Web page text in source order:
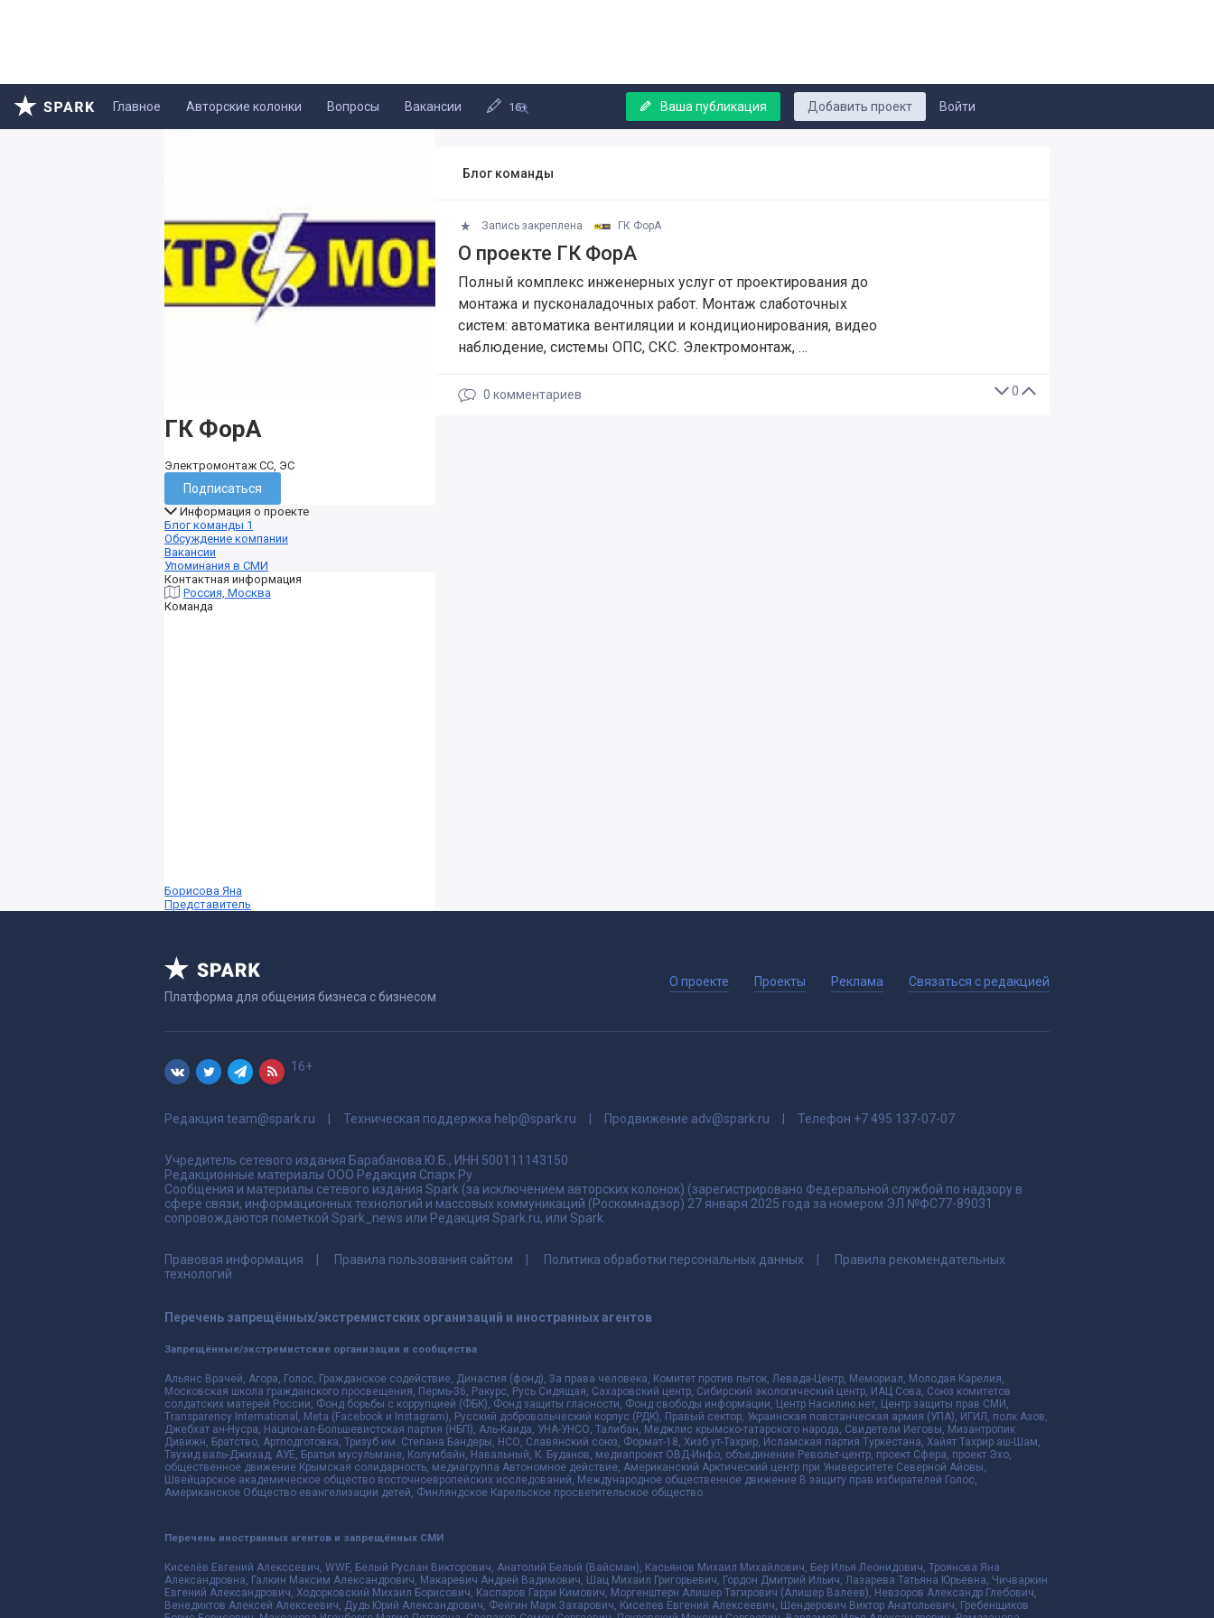
Войти
Добавить проект
Главное Авторские колонки Вопросы Вакансии Ваша публикация
16+
ГК ФорА
Электромонтаж СС, ЭС
Подписаться
Информация о проекте
Блог команды 1
Обсуждение компании
Вакансии
Упоминания в СМИ
Контактная информация
Россия, Москва
Команда
Борисова Яна
Представитель
Блог команды
Запись закреплена ГК ФорА
О проекте ГК ФорА
Полный комплекс инженерных услуг от проектирования до
монтажа и пусконаладочных работ. Монтаж слаботочных
систем: автоматика вентиляции и кондиционирования, видео
наблюдение, системы ОПС, СКС. Электромонтаж, …
0
0 комментариев
Платформа для общения бизнеса с бизнесом
О проекте Проекты Реклама Связаться с редакцией
16+
Редакция team@spark.ru Техническая поддержка help@spark.ru Продвижение adv@spark.ru Телефон +7 495 137-07-07
Учредитель сетевого издания Барабанова.Ю.Б., ИНН 500111143150
Редакционные материалы ООО Редакция Спарк Ру
Сообщения и материалы сетевого издания Spark (за исключением авторских колонок) (зарегистрировано Федеральной службой по надзору в
сфере связи, информационных технологий и массовых коммуникаций (Роскомнадзор) 27 января 2025 года за номером ЭЛ №ФС77-89031
сопровождаются пометкой Spark_news или Редакция Spark.ru, или Spark.
Правовая информация Правила пользования сайтом Политика обработки персональных данных
Правила рекомендательных
технологий
Перечень запрещённых/экстремистских организаций и иностранных агентов
Запрещённые/экстремистские организации и сообщества
Альянс Врачей, Агора, Голос, Гражданское содействие, Династия (фонд), За права человека, Комитет против пыток, Левада-Центр, Мемориал, Молодая Карелия,
Московская школа гражданского просвещения, Пермь-36, Ракурс, Русь Сидящая, Сахаровский центр, Сибирский экологический центр, ИАЦ Сова, Союз комитетов
солдатских матерей России, Фонд борьбы с коррупцией (ФБК), Фонд защиты гласности, Фонд свободы информации, Центр Насилию.нет, Центр защиты прав СМИ,
Transparency International, Meta (Facebook и Instagram), Русский добровольческий корпус (РДК), Правый сектор, Украинская повстанческая армия (УПА), ИГИЛ, полк Азов,
Джебхат ан-Нусра, Национал-Большевистская партия (НБП), Аль-Каида, УНА-УНСО, Талибан, Меджлис крымско-татарского народа, Свидетели Иеговы, Мизантропик
Дивижн, Братство, Артподготовка, Тризуб им. Степана Бандеры, НСО, Славянский союз, Формат-18, Хизб ут-Тахрир, Исламская партия Туркестана, Хайят Тахрир аш-Шам,
Таухид валь-Джихад, АУЕ, Братья мусульмане, Колумбайн, Навальный, К. Буданов, медиапроект ОВД-Инфо, объединение Револьт-центр, проект Сфера, проект Эхо,
общественное движение Крымская солидарность, медиагруппа Автономное действие, Американский Арктический центр при Университете Северной Айовы,
Швейцарское академическое общество восточноевропейских исследований, Международное общественное движение В защиту прав избирателей Голос,
Американское Общество евангелизации детей, Финляндское Карельское просветительское общество.
Перечень иностранных агентов и запрещённых СМИ
Киселёв Евгений Алекссевич, WWF, Белый Руслан Викторович, Анатолий Белый (Вайсман), Касьянов Михаил Михайлович, Бер Илья Леонидович, Троянова Яна
Александровна, Галкин Максим Александрович, Макаревич Андрей Вадимович, Шац Михаил Григорьевич, Гордон Дмитрий Ильич, Лазарева Татьяна Юрьевна, Чичваркин
Евгений Александрович, Ходорковский Михаил Борисович, Каспаров Гарри Кимович, Моргенштерн Алишер Тагирович (Алишер Валеев), Невзоров Александр Глебович,
Венедиктов Алексей Алексеевич, Дудь Юрий Александрович, Фейгин Марк Захарович, Киселев Евгений Алексеевич, Шендерович Виктор Анатольевич, Гребенщиков